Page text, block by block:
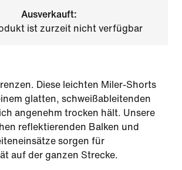
Ausverkauft:
ist zurzeit nicht verfügbar
Diese leichten Miler-Shorts
glatten, schweißableitenden
angenehm trocken hält. Unsere
reflektierenden Balken und
sorgen für
auf der ganzen Strecke.